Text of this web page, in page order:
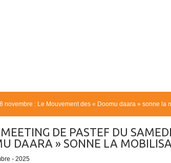
novembre : Le Mouvement des « Doomu daara » sonne la
DE PASTEF DU
DAARA » SONNE LA
- 2025